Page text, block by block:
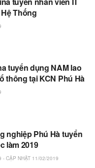
Thống
tuyển dụng NAM lao
thông tại KCN Phú Hà
nghiệp Phú Hà tuyển
làm 2019
- CẬP NHẬT 11/02/2019